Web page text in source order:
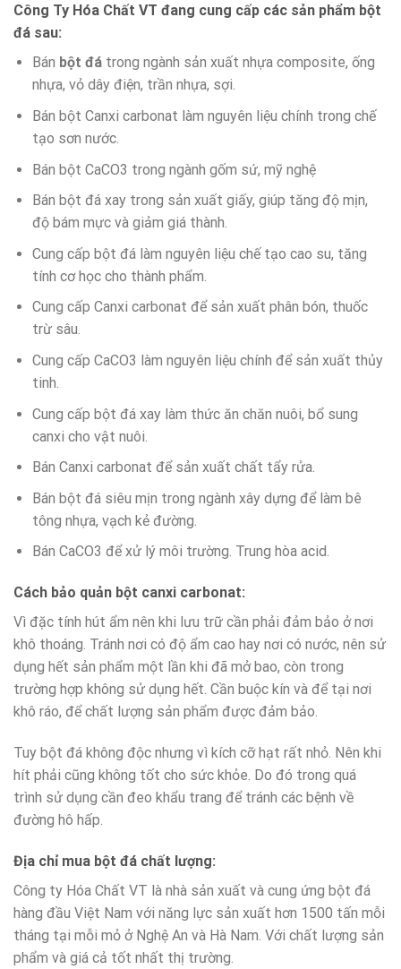
Công Ty Hóa Chất VT đang cung cấp các sản phẩm bột
đá sau:
Bán bột đátrong ngành sản xuất nhựa composite, ống
nhựa, vỏ dây điện, trần nhựa, sợi.
Bán bột Canxi carbonat làm nguyên liệu chính trong chế
tạo sơn nước.
Bán bột CaCO3 trong ngành gốm sứ, mỹ nghệ
Bán bột đá xay trong sản xuất giấy, giúp tăng độ mịn,
độ bám mực và giảm giá thành.
Cung cấp bột đá làm nguyên liệu chế tạo cao su, tăng
tính cơ học cho thành phẩm.
Cung cấp Canxi carbonat để sản xuất phân bón, thuốc
trừ sâu.
Cung cấp CaCO3 làm nguyên liệu chính để sản xuất thủy
tinh.
Cung cấp bột đá xay làm thức ăn chăn nuôi, bổ sung
canxi cho vật nuôi.
Bán Canxi carbonat để sản xuất chất tẩy rửa.
Bán bột đá siêu mịn trong ngành xây dựng để làm bê
tông nhựa, vạch kẻ đường.
Bán CaCO3 để xử lý môi trường. Trung hòa acid.
Cách bảo quản bột canxi carbonat:
Vì đặc tính hút ẩm nên khi lưu trữ cần phải đảm bảo ở nơi
khô thoáng. Tránh nơi có độ ẩm cao hay nơi có nước, nên sử
dụng hết sản phẩm một lần khi đã mở bao, còn trong
trường hợp không sử dụng hết. Cần buộc kín và để tại nơi
khô ráo, để chất lượng sản phẩm được đảm bảo.
Tuy bột đá không độc nhưng vì kích cỡ hạt rất nhỏ. Nên khi
hít phải cũng không tốt cho sức khỏe. Do đó trong quá
trình sử dụng cần đeo khẩu trang để tránh các bệnh về
đường hô hấp.
Địa chỉ mua bột đá chất lượng:
Công ty Hóa Chất VT là nhà sản xuất và cung ứng bột đá
hàng đầu Việt Nam với năng lực sản xuất hơn 1500 tấn mỗi
tháng tại mỗi mỏ ở Nghệ An và Hà Nam. Với chất lượng sản
phẩm và giá cả tốt nhất thị trường.